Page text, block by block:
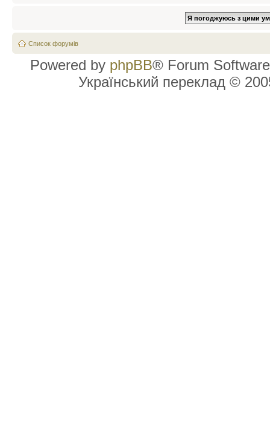
Список форумів
Powered by phpBB® Forum
Український переклад ©